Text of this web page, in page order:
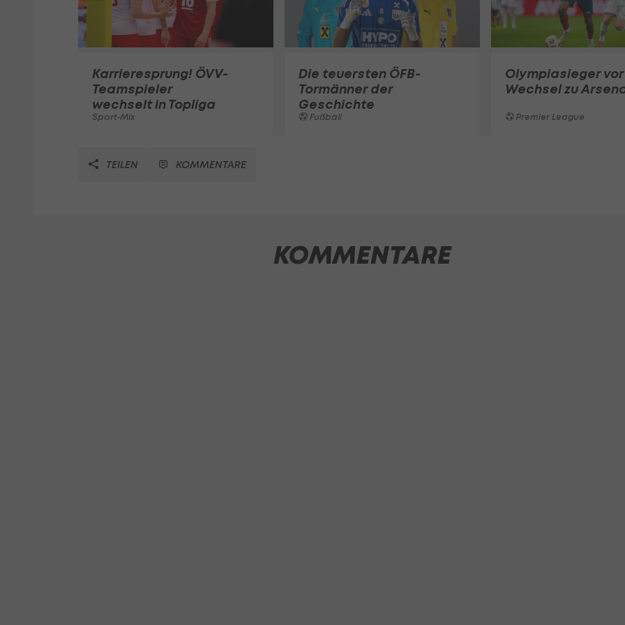
Karrieresprung! ÖVV-
Teamspieler
wechselt in Topliga
Sport-Mix
Die teuersten ÖFB-
Tormänner der
Geschichte
Fußball
Olympiasieger vor
Wechsel zu
Premier League
TEILEN KOMMENTARE
KOMMENTARE